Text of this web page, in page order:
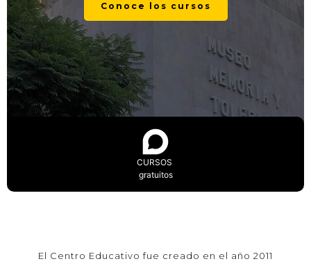
Conoce los cursos
CURSOS
gratuitos
El Centro Educativo fue creado en el año 2011